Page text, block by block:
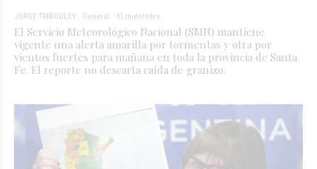
JORGE TRIBOULEY General El miércoles
El Servicio Meteorológico Nacional (SMN) mantiene
vigente una alerta amarilla por tormentas y otra por
vientos fuertes para mañana en toda la provincia de Santa
Fe. El reporte no descarta caída de granizo.